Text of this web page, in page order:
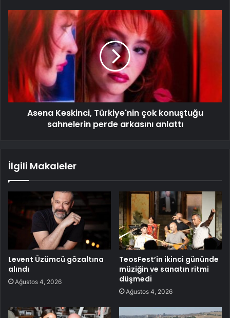
Asena Keskinci, Türkiye'nin çok konuştuğu
sahnelerin perde arkasını anlattı
İlgili Makaleler
Levent Üzümcü gözaltına
alındı
Ağustos 4, 2026
TeosFest’in ikinci gününde
müziğin ve sanatın ritmi
düşmedi
Ağustos 4, 2026